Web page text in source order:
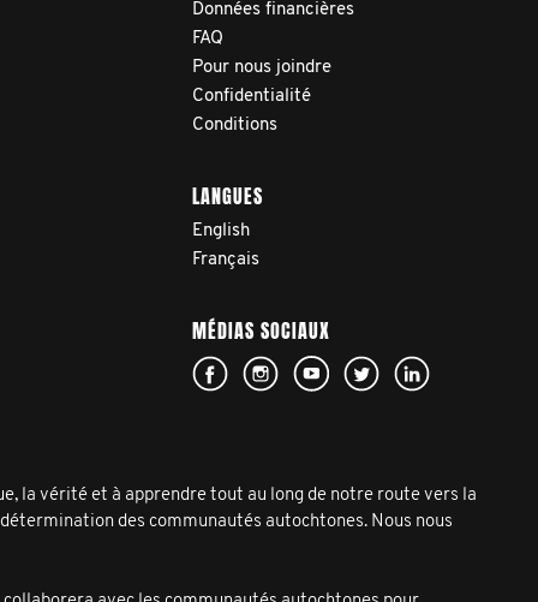
Données financières
FAQ
Pour nous joindre
Confidentialité
Conditions
LANGUES
English
Français
MÉDIAS SOCIAUX
la vérité et à apprendre tout au long de notre route vers la
des communautés autochtones. Nous nous